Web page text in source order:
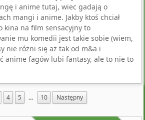
i anime tutaj, wiec gadają o
mangi i anime. Jakby ktoś chciał
kina na film sensacyjny to
mu komedii jest takie sobie (wiem,
nie różni się aż tak od m&a i
anime fagów lubi fantasy, ale to nie to
4 5 ... 10 Następny